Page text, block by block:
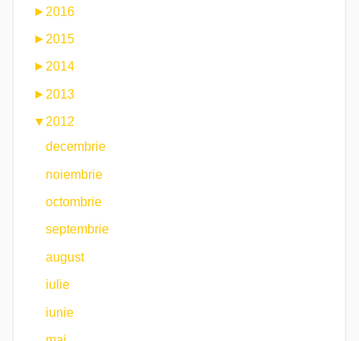
► 2016
► 2015
►2014
► 2013
▼ 2012
decembrie
noiembrie
octombrie
septembrie
august
iulie
iunie